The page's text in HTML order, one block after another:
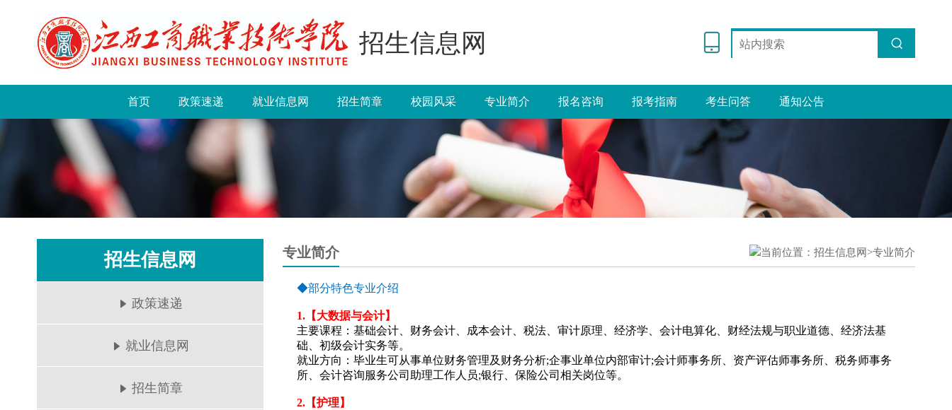
招生信息网
首页 政策速递 就业信息网 招生简章 校园风采 专业简介 报名咨询 报考指南 考生问答 通知公告
招生信息网
政策速递
就业信息网
招生简章
专业简介 当前位置： 招生信息网>专业简介
◆部分特色专业介绍
1.【大数据与会计】
主要课程：基础会计、财务会计、成本会计、税法、审计原理、经济学、会计电算化、财经法规与职业道德、经济法基
础、初级会计实务等。
就业方向：毕业生可从事单位财务管理及财务分析;企事业单位内部审计;会计师事务所、资产评估师事务所、税务师事务
所、会计咨询服务公司助理工作人员;银行、保险公司相关岗位等。
2.【护理】